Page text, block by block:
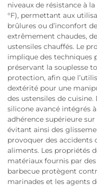
niveaux de résistance à
°F), permettant aux
brûlures ou d’inconfort
extrêmement chaudes,
ustensiles chauffés. Le
implique des techniques
préservant la souplesse
protection, afin que
dextérité pour une
des ustensiles de
silicone avancé intégrés
adhérence supérieure
évitant ainsi des
provoquer des accidents
aliments. Les propriétés
matériaux fournis par
barbecue protègent
marinades et les agents